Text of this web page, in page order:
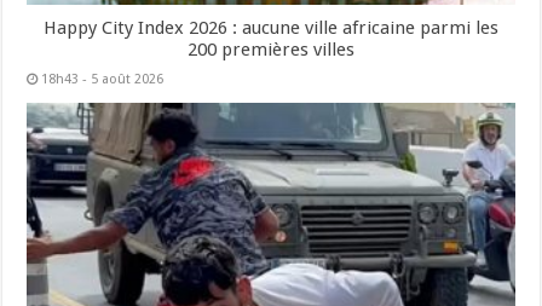
Happy City Index 2026 : aucune ville africaine parmi les
200 premières villes
18h43 - 5 août 2026